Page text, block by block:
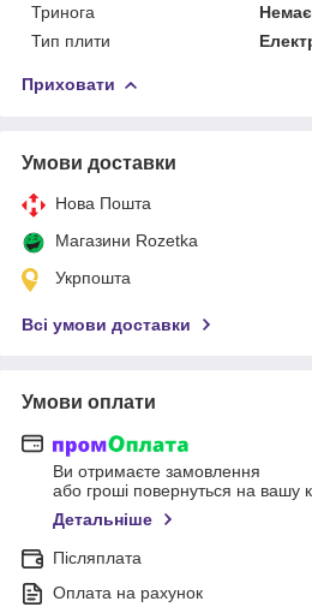
Тринога
Немає
Тип плити
Приховати
Умови доставки
Нова Пошта
Магазини Rozetka
Укрпошта
Всі умови доставки
Умови оплати
Ви отримаєте замовлення
або гроші повернуться на вашу
Детальніше
Післяплата
Оплата на рахунок